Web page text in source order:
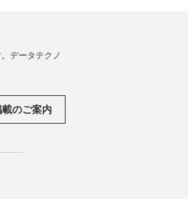
データテクノ
のご案内